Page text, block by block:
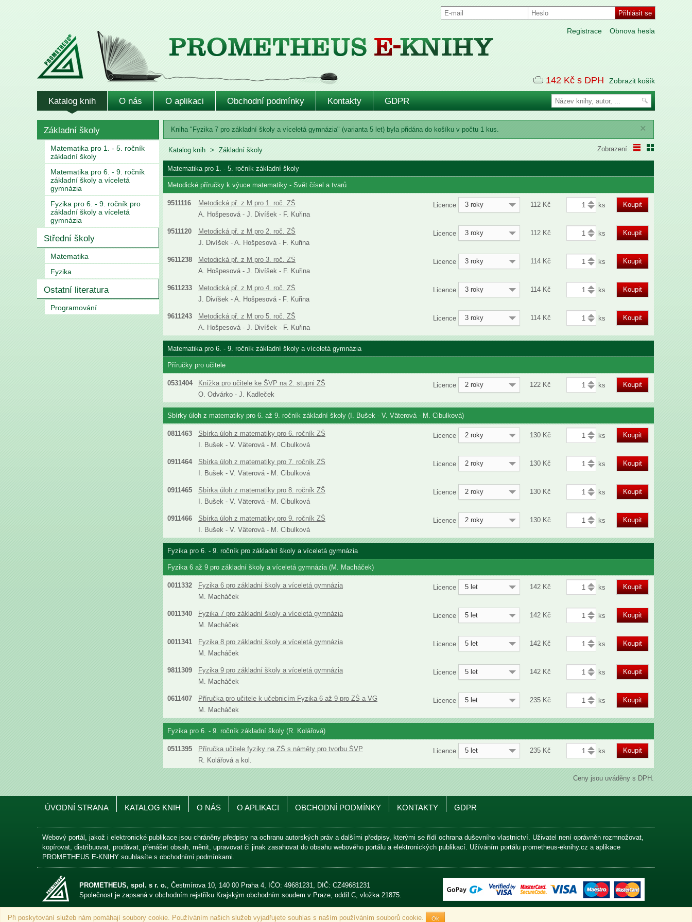
Při poskytování služeb nám pomáhají soubory cookie. Používáním našich služeb vyjadřujete souhlas s naším používáním souborů cookie. Ok
Obnova hesla
Registrace
142 Kč s DPH Zobrazit košík
Katalog knih O nás O aplikaci Obchodní podmínky Kontakty GDPR
Základní školy
Matematika pro 1. - 5. ročník
základní školy
Matematika pro 6. - 9. ročník
základní školy a víceletá
gymnázia
Fyzika pro 6. - 9. ročník pro
základní školy a víceletá
gymnázia
Střední školy
Matematika
Fyzika
Ostatní literatura
Programování
×
Kniha "Fyzika 7 pro základní školy a víceletá gymnázia" (varianta 5 let) byla přidána do košíku v počtu 1 kus.
Zobrazení
Katalog knih Základní školy
Matematika pro 1. - 5. ročník základní školy
Metodické příručky k výuce matematiky - Svět čísel a tvarů
9511116
Metodická př. z M pro 1. roč. ZŠ
A. Hošpesová - J. Divíšek - F. Kuřina
Licence 3 roky 112 Kč Koupit
9511120
Metodická př. z M pro 2. roč. ZŠ
J. Divíšek - A. Hošpesová - F. Kuřina
Licence 3 roky 112 Kč Koupit
9611238
Metodická př. z M pro 3. roč. ZŠ
A. Hošpesová - J. Divíšek - F. Kuřina
Licence 3 roky 114 Kč Koupit
9611233
Metodická př. z M pro 4. roč. ZŠ
J. Divíšek - A. Hošpesová - F. Kuřina
Licence 3 roky 114 Kč Koupit
9611243
Metodická př. z M pro 5. roč. ZŠ
A. Hošpesová - J. Divíšek - F. Kuřina
Licence 3 roky 114 Kč Koupit
Matematika pro 6. - 9. ročník základní školy a víceletá gymnázia
Příručky pro učitele
0531404
Knížka pro učitele ke ŠVP na 2. stupni ZŠ
O. Odvárko - J. Kadleček
Licence 2 roky 122 Kč Koupit
Sbírky úloh z matematiky pro 6. až 9. ročník základní školy (I. Bušek - V. Väterová - M. Cibulková)
0811463
Sbírka úloh z matematiky pro 6. ročník ZŠ
I. Bušek - V. Väterová - M. Cibulková
Licence 2 roky 130 Kč Koupit
0911464
Sbírka úloh z matematiky pro 7. ročník ZŠ
I. Bušek - V. Väterová - M. Cibulková
Licence 2 roky 130 Kč Koupit
0911465
Sbírka úloh z matematiky pro 8. ročník ZŠ
I. Bušek - V. Väterová - M. Cibulková
Licence 2 roky 130 Kč Koupit
0911466
Sbírka úloh z matematiky pro 9. ročník ZŠ
I. Bušek - V. Väterová - M. Cibulková
Licence 2 roky 130 Kč Koupit
Fyzika pro 6. - 9. ročník pro základní školy a víceletá gymnázia
Fyzika 6 až 9 pro základní školy a víceletá gymnázia (M. Macháček)
0011332
Fyzika 6 pro základní školy a víceletá gymnázia
M. Macháček
Licence 5 let 142 Kč Koupit
0011340
Fyzika 7 pro základní školy a víceletá gymnázia
M. Macháček
Licence 5 let 142 Kč Koupit
0011341
Fyzika 8 pro základní školy a víceletá gymnázia
M. Macháček
Licence 5 let 142 Kč Koupit
9811309
Fyzika 9 pro základní školy a víceletá gymnázia
M. Macháček
Licence 5 let 142 Kč Koupit
0611407
Příručka pro učitele k učebnicím Fyzika 6 až 9 pro ZŠ a VG
M. Macháček
Licence 5 let 235 Kč Koupit
Fyzika pro 6. - 9. ročník základní školy (R. Kolářová)
0511395
Příručka učitele fyziky na ZŠ s náměty pro tvorbu ŠVP
R. Kolářová a kol.
Licence 5 let 235 Kč Koupit
Ceny jsou uváděny s DPH.
ÚVODNÍ STRANA KATALOG KNIH O NÁS O APLIKACI OBCHODNÍ PODMÍNKY KONTAKTY GDPR
Webový portál, jakož i elektronické publikace jsou chráněny předpisy na ochranu autorských práv a dalšími předpisy, kterými se řídí ochrana duševního vlastnictví. Uživatel není oprávněn rozmnožovat,
kopírovat, distribuovat, prodávat, přenášet obsah, měnit, upravovat či jinak zasahovat do obsahu webového portálu a elektronických publikací. Užíváním portálu prometheus-eknihy.cz a aplikace
PROMETHEUS E-KNIHY souhlasíte s obchodními podmínkami.
PROMETHEUS, spol. s r. o., Čestmírova 10, 140 00 Praha 4, IČO: 49681231, DIČ: CZ49681231
Společnost je zapsaná v obchodním rejstříku Krajským obchodním soudem v Praze, oddíl C, vložka 21875.
Není-li uvedeno jinak, ceny jsou uváděny s DPH.